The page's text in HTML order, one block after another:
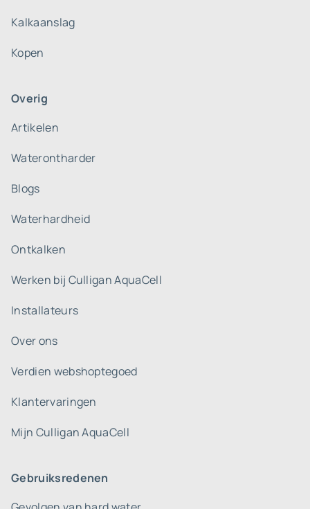
Kalkaanslag
Kopen
Overig
Artikelen
Waterontharder
Blogs
Waterhardheid
Ontkalken
Werken bij Culligan AquaCell
Installateurs
Over ons
Verdien webshoptegoed
Klantervaringen
Mijn Culligan AquaCell
Gebruiksredenen